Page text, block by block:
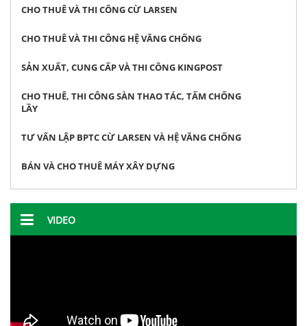
CHO THUÊ VÀ THI CÔNG CỪ LARSEN
CHO THUÊ VÀ THI CÔNG HỆ VĂNG CHỐNG
SẢN XUẤT, CUNG CẤP VÀ THI CÔNG KINGPOST
CHO THUÊ, THI CÔNG SÀN THAO TÁC, TẤM CHỐNG
LẦY
TƯ VẤN LẬP BPTC CỪ LARSEN VÀ HỆ VĂNG CHỐNG
BÁN VÀ CHO THUÊ MÁY XÂY DỰNG
VIDEO